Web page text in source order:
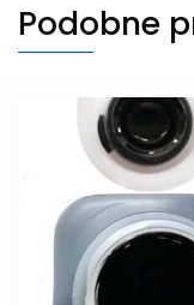
Podobne